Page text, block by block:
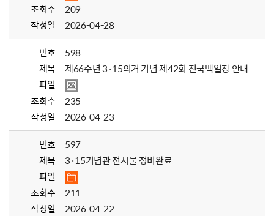
조회수
209
작성일
2026-04-28
번호
598
제목
제66주년 3·15의거 기념 제42회 전국백일장 안내
파일
조회수
235
작성일
2026-04-23
번호
597
제목
3·15기념관 전시물 정비완료
파일
조회수
211
작성일
2026-04-22